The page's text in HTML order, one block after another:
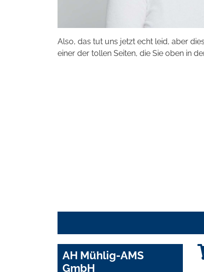
Also, das tut uns jetzt echt leid, aber
einer der tollen Seiten, die Sie oben in
AH Mühlig-AMS
GmbH